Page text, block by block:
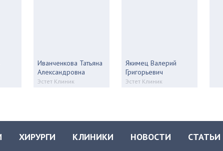
Иванченкова Татьяна
Александровна
Эстет Клиник
Якимец Валерий
Григорьевич
Эстет Клиник
ХИРУРГИ КЛИНИКИ НОВОСТИ СТАТЬИ